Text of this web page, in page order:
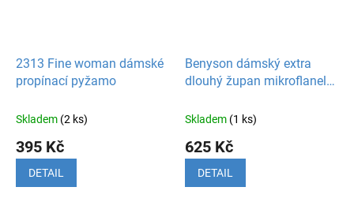
2313 Fine woman dámské
propínací pyžamo
Skladem (2 ks)
395 Kč
DETAIL
Benyson dámský extra
dlouhý župan mikroflanel
Skladem (1 ks)
625 Kč
DETAIL